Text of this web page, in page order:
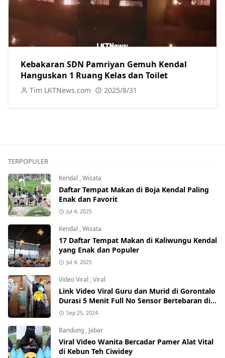
Kebakaran SDN Pamriyan Gemuh Kendal
Hanguskan 1 Ruang Kelas dan Toilet
Tim LKTNews.com 2025/8/31
TERPOPULER
Kendal ,Wisata
Daftar Tempat Makan di Boja Kendal Paling
Enak dan Favorit
Jul 4, 2025
Kendal ,Wisata
17 Daftar Tempat Makan di Kaliwungu Kendal
yang Enak dan Populer
Jul 4, 2025
Video Viral ,Viral
Link Video Viral Guru dan Murid di Gorontalo
Durasi 5 Menit Full No Sensor Bertebaran di
Internet, Hati-Hati Phising!
Sep 25, 2024
Bandung , Jabar
Viral Video Wanita Bercadar Pamer Alat Vital
di Kebun Teh Ciwidey